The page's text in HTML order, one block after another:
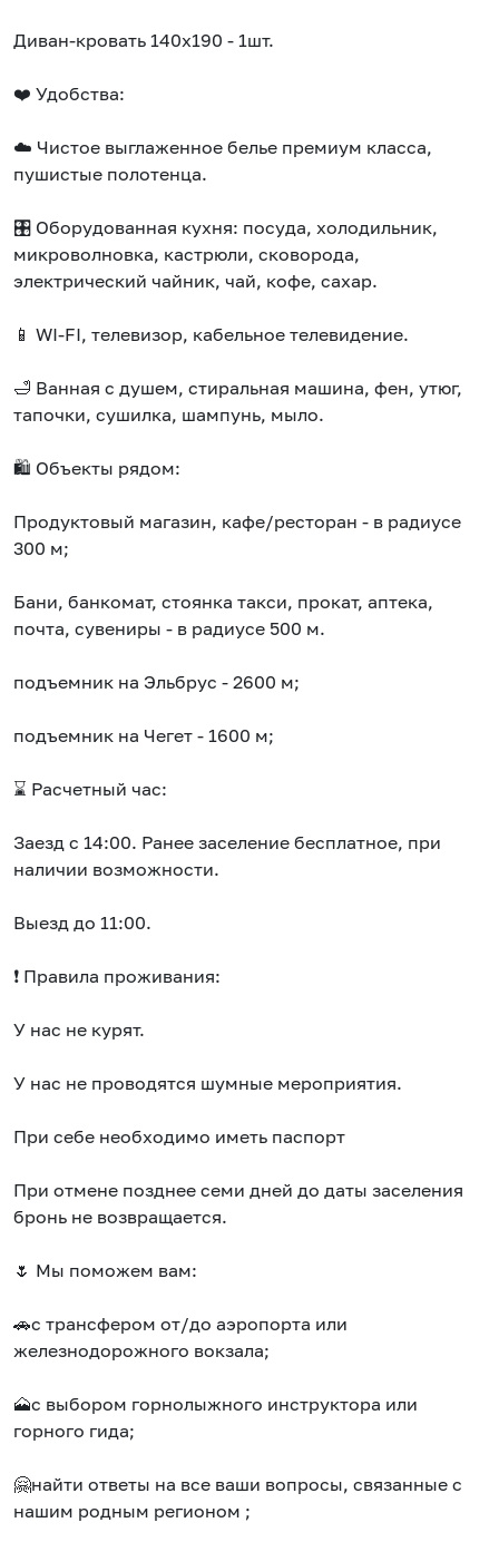
Диван-кровать 140х190 - 1шт.
❤️ Удобства:
☁️ Чистое выглаженное белье премиум класса,
пушистые полотенца.
🎛️ Оборудованная кухня: посуда, холодильник,
микроволновка, кастрюли, сковорода,
электрический чайник, чай, кофе, сахар.
📱 WI-FI, телевизор, кабельное телевидение.
🛁 Ванная с душем, стиральная машина, фен, утюг,
тапочки, сушилка, шампунь, мыло.
🛍️ Объекты рядом:
Продуктовый магазин, кафе/ресторан - в радиусе
300 м;
Бани, банкомат, стоянка такси, прокат, аптека,
почта, сувениры - в радиусе 500 м.
подъемник на Эльбрус - 2600 м;
подъемник на Чегет - 1600 м;
⌛ Расчетный час:
Заезд с 14:00. Ранее заселение бесплатное, при
наличии возможности.
Выезд до 11:00.
❗ Правила проживания:
У нас не курят.
У нас не проводятся шумные мероприятия.
При себе необходимо иметь паспорт
При отмене позднее семи дней до даты заселения
бронь не возвращается.
🌷 Мы поможем вам:
🚗с трансфером от/до аэропорта или
железнодорожного вокзала;
🗻с выбором горнолыжного инструктора или
горного гида;
🤗найти ответы на все ваши вопросы, связанные с
нашим родным регионом ;